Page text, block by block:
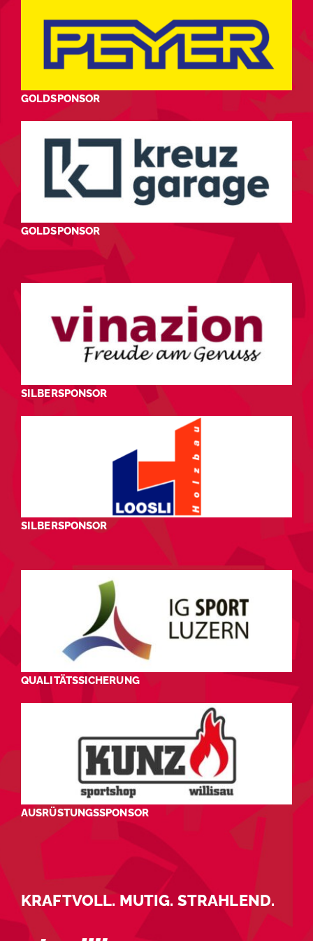
GOLDSPONSOR
GOLDSPONSOR
SILBERSPONSOR
SILBERSPONSOR
QUALITÄTSSICHERUNG
AUSRÜSTUNGSSPONSOR
KRAFTVOLL. MUTIG. STRAHLEND.